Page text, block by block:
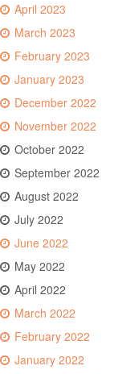
April 2023
March 2023
February 2023
January 2023
December 2022
November 2022
October 2022
September 2022
August 2022
July 2022
June 2022
May 2022
April 2022
March 2022
February 2022
January 2022